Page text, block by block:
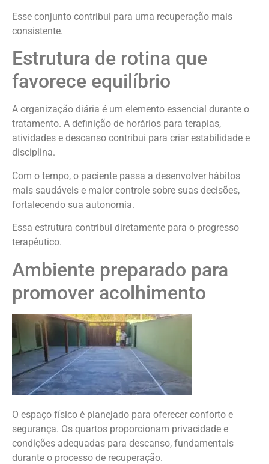
Esse conjunto contribui para uma recuperação mais
consistente.
Estrutura de rotina que
favorece equilíbrio
A organização diária é um elemento essencial durante o
tratamento. A definição de horários para terapias,
atividades e descanso contribui para criar estabilidade e
disciplina.
Com o tempo, o paciente passa a desenvolver hábitos
mais saudáveis e maior controle sobre suas decisões,
fortalecendo sua autonomia.
Essa estrutura contribui diretamente para o progresso
terapêutico.
Ambiente preparado para
promover acolhimento
O espaço físico é planejado para oferecer conforto e
segurança. Os quartos proporcionam privacidade e
condições adequadas para descanso, fundamentais
durante o processo de recuperação.